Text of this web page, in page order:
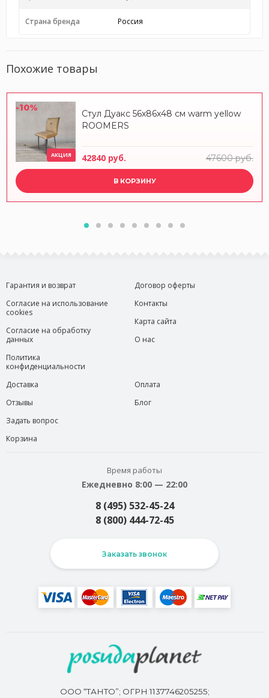
Страна бренда Россия
Похожие товары
-10%
АКЦИЯ
Стул Дуакс 56x86x48 см warm yellow
ROOMERS
42840 руб. 47600 руб.
В КОРЗИНУ
Гарантия и возврат
Согласие на использование
cookies
Согласие на обработку
данных
Политика
конфиденциальности
Договор оферты
Контакты
Карта сайта
О нас
Доставка
Отзывы
Задать вопрос
Корзина
Оплата
Блог
Время работы
Ежедневно 8:00 — 22:00
8 (495) 532-45-24
8 (800) 444-72-45
Заказать звонок
ООО “ТАНТО”; ОГРН 1137746205255;